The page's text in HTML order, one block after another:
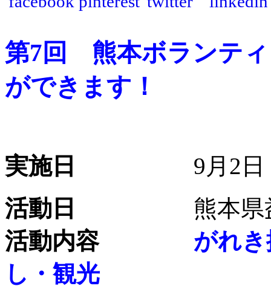
第7回 熊本ボランテ
ができます！
実施日
9月2日（金
活動日
熊本県益
活動内容
がれ
し・観光